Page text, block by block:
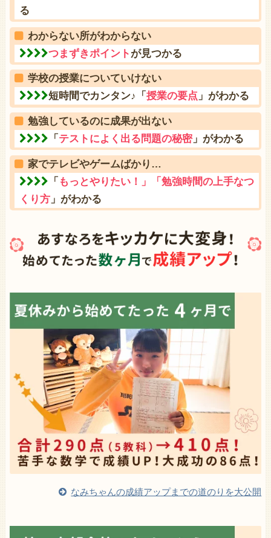
る
わからない所がわからない
つまずきポイントが見つかる
学校の授業についていけない
短時間でカンタン♪「授業の要点 」がわかる
勉強しているのに成果が出ない
「 テストによく出る問題の秘密」がわかる
家でテレビやゲームばかり…
「 もっとやりたい！」「勉強時間の上手なつ
くり方 」がわかる
なみちゃんの成績アップまでの道のりを大公開